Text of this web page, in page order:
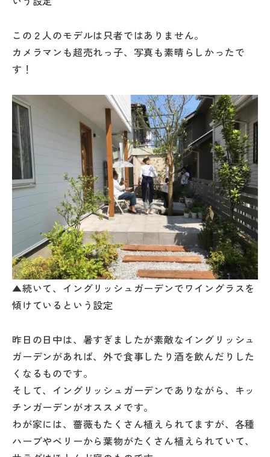
この２人のモデルは只者ではありません。
カメラマンも超売れっ子、写真も素晴らしかったで
す！
▲続いて、イングリッシュガーデンでワイングラスを
傾けているという設定
昨日の日中は、暑すぎましたが素敵なイングリッシュ
ガーデンがあれば、外で食事したり酒を飲んだりした
くなるものです。
そして、イングリッシュガーデンでありながら、キッ
チンガーデンがオススメです。
わが家には、薔薇もたくさん植えられてますが、各種
ハーブやベリーから葉物がたくさん植えられていて、